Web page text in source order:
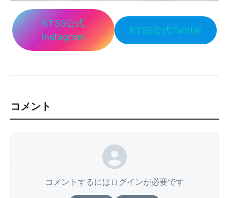
KTSS公式
Instagram
KTSS公式Twitter
コメント
コメントするにはログインが必要です